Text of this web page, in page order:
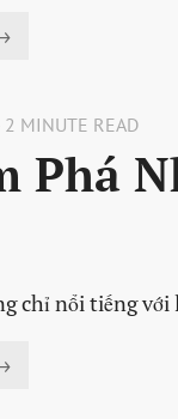
MINUTE READ
Phá
chỉ nổi tiếng với